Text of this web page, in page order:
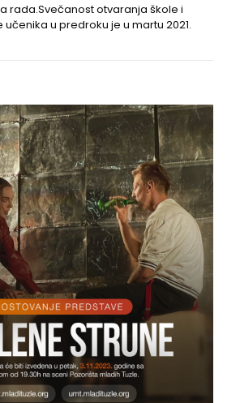
rada.Svečanost otvaranja škole i
u predroku je u martu 2021.